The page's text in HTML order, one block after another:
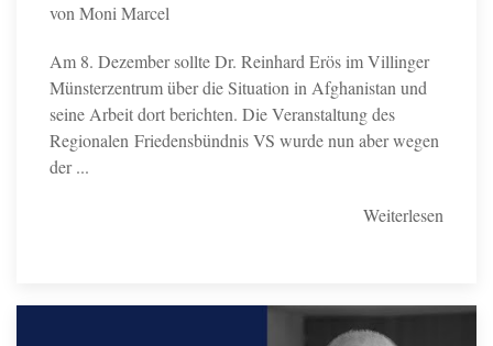
von Moni Marcel
Am 8. Dezember sollte Dr. Reinhard Erös im Villinger
Münsterzentrum über die Situation in Afghanistan und
seine Arbeit dort berichten. Die Veranstaltung des
Regionalen Friedensbündnis VS wurde nun aber wegen
der ...
Weiterlesen